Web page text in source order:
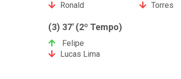
Ronald
Torres
(3) 37' (2º Tempo)
Felipe
Lucas Lima